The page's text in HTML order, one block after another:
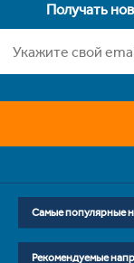
Получать
Самые популярные
Рекомендуемые